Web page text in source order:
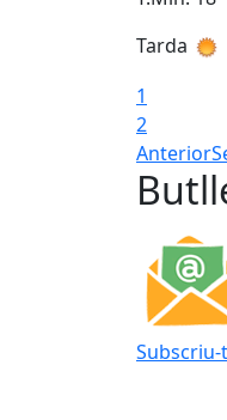
Tarda
1
2
Anterior
Subscriu-